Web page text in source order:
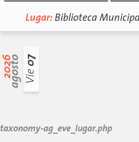
Lugar: Biblioteca
2026agosto Vie
07
taxonomy-ag_eve_lugar.php